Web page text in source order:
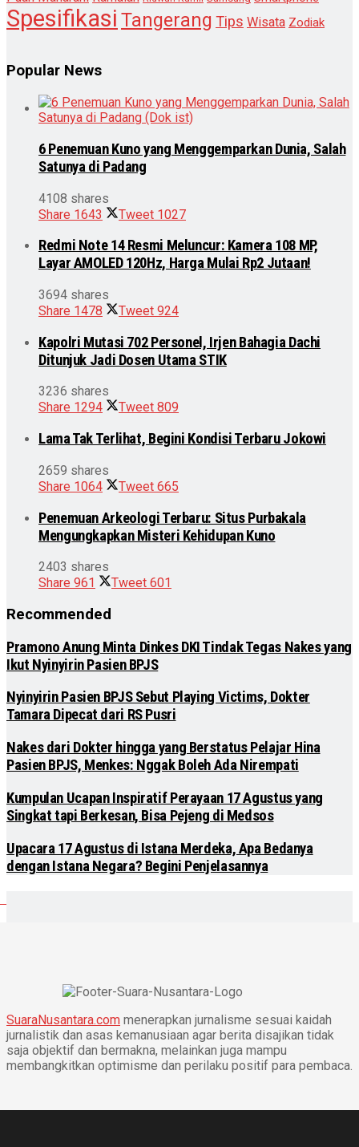
Spesifikasi Tangerang Tips Wisata Zodiak
Popular News
6 Penemuan Kuno yang Menggemparkan Dunia, Salah
Satunya di Padang
4108 shares
Share 1643 Tweet 1027
Redmi Note 14 Resmi Meluncur: Kamera 108 MP,
Layar AMOLED 120Hz, Harga Mulai Rp2 Jutaan!
3694 shares
Share 1478 Tweet 924
Kapolri Mutasi 702 Personel, Irjen Bahagia Dachi
Ditunjuk Jadi Dosen Utama STIK
3236 shares
Share 1294 Tweet 809
Lama Tak Terlihat, Begini Kondisi Terbaru Jokowi
2659 shares
Share 1064 Tweet 665
Penemuan Arkeologi Terbaru: Situs Purbakala
Mengungkapkan Misteri Kehidupan Kuno
2403 shares
Share 961 Tweet 601
Recommended
Pramono Anung Minta Dinkes DKI Tindak Tegas Nakes yang
Ikut Nyinyirin Pasien BPJS
Nyinyirin Pasien BPJS Sebut Playing Victims, Dokter
Tamara Dipecat dari RS Pusri
Nakes dari Dokter hingga yang Berstatus Pelajar Hina
Pasien BPJS, Menkes: Nggak Boleh Ada Nirempati
Kumpulan Ucapan Inspiratif Perayaan 17 Agustus yang
Singkat tapi Berkesan, Bisa Pejeng di Medsos
Upacara 17 Agustus di Istana Merdeka, Apa Bedanya
dengan Istana Negara? Begini Penjelasannya
SuaraNusantara.com menerapkan jurnalisme sesuai kaidah
jurnalistik dan asas kemanusiaan agar berita disajikan tidak
saja objektif dan bermakna, melainkan juga mampu
membangkitkan optimisme dan perilaku positif para pembaca.